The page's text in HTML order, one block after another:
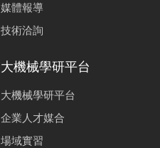
媒體報導
技術洽詢
大機械學研平台
大機械學研平台
企業人才媒合
場域實習